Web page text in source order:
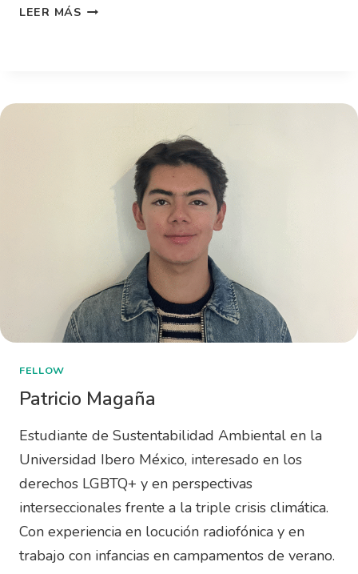
LEER MÁS
FELLOW
Patricio Magaña
Estudiante de Sustentabilidad Ambiental en la
Universidad Ibero México, interesado en los
derechos LGBTQ+ y en perspectivas
interseccionales frente a la triple crisis climática.
Con experiencia en locución radiofónica y en
trabajo con infancias en campamentos de verano.